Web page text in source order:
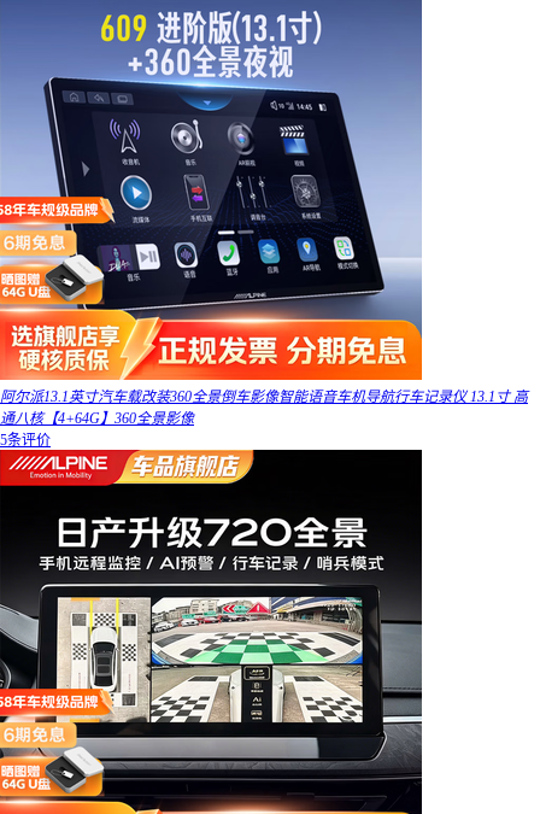
阿尔派13.1英寸汽车载改装360全景倒车影像智能语音车机导航行车记录仪 13.1寸 高
通八核【4+64G】360全景影像
5条评价